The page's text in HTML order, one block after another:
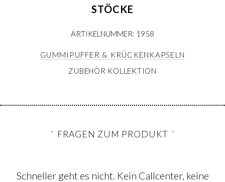
STÖCKE
ARTIKELNUMMER: 1958
GUMMIPUFFER & KRÜCKENKAPSELN
ZUBEHÖR KOLLEKTION
FRAGEN ZUM PRODUKT
Schneller geht es nicht. Kein Callcenter, keine